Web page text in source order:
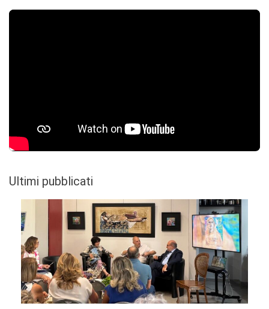
Ultimi pubblicati